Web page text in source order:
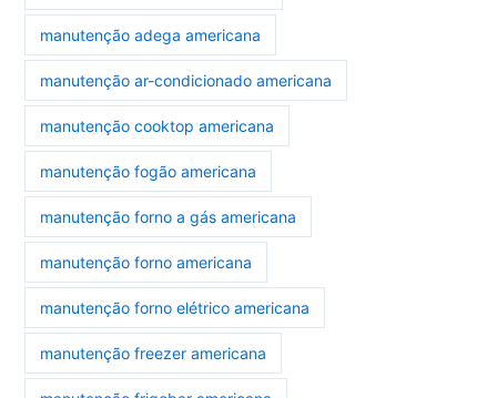
manutenção adega americana
manutenção ar-condicionado americana
manutenção cooktop americana
manutenção fogão americana
manutenção forno a gás americana
manutenção forno americana
manutenção forno elétrico americana
manutenção freezer americana